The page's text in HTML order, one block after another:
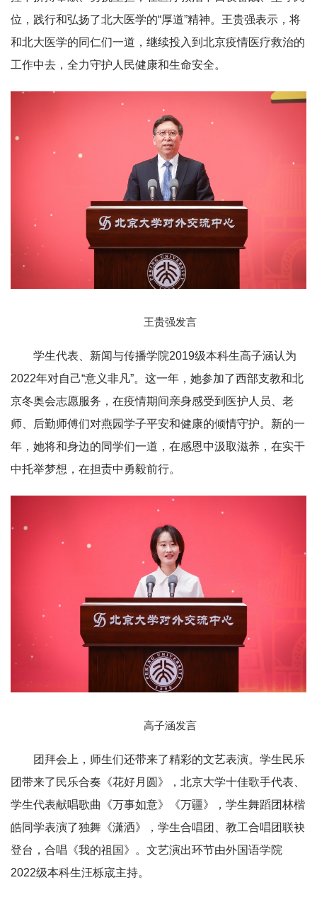
位，践行和弘扬了北大医学的“厚道”精神。王贵强表示，将
和北大医学的同仁们一道，继续投入到北京疫情医疗救治的
工作中去，全力守护人民健康和生命安全。
王贵强发言
学生代表、新闻与传播学院2019级本科生高子涵认为
2022年对自己“意义非凡”。这一年，她参加了西部支教和北
京冬奥会志愿服务，在疫情期间亲身感受到医护人员、老
师、后勤师傅们对燕园学子平安和健康的倾情守护。新的一
年，她将和身边的同学们一道，在感恩中汲取滋养，在实干
中托举梦想，在担责中勇毅前行。
高子涵发言
团拜会上，师生们还带来了精彩的文艺表演。学生民乐
团带来了民乐合奏《花好月圆》，北京大学十佳歌手代表、
学生代表献唱歌曲《万事如意》《万疆》，学生舞蹈团林楷
皓同学表演了独舞《潇洒》，学生合唱团、教工合唱团联袂
登台，合唱《我的祖国》。文艺演出环节由外国语学院
2022级本科生汪栎宬主持。